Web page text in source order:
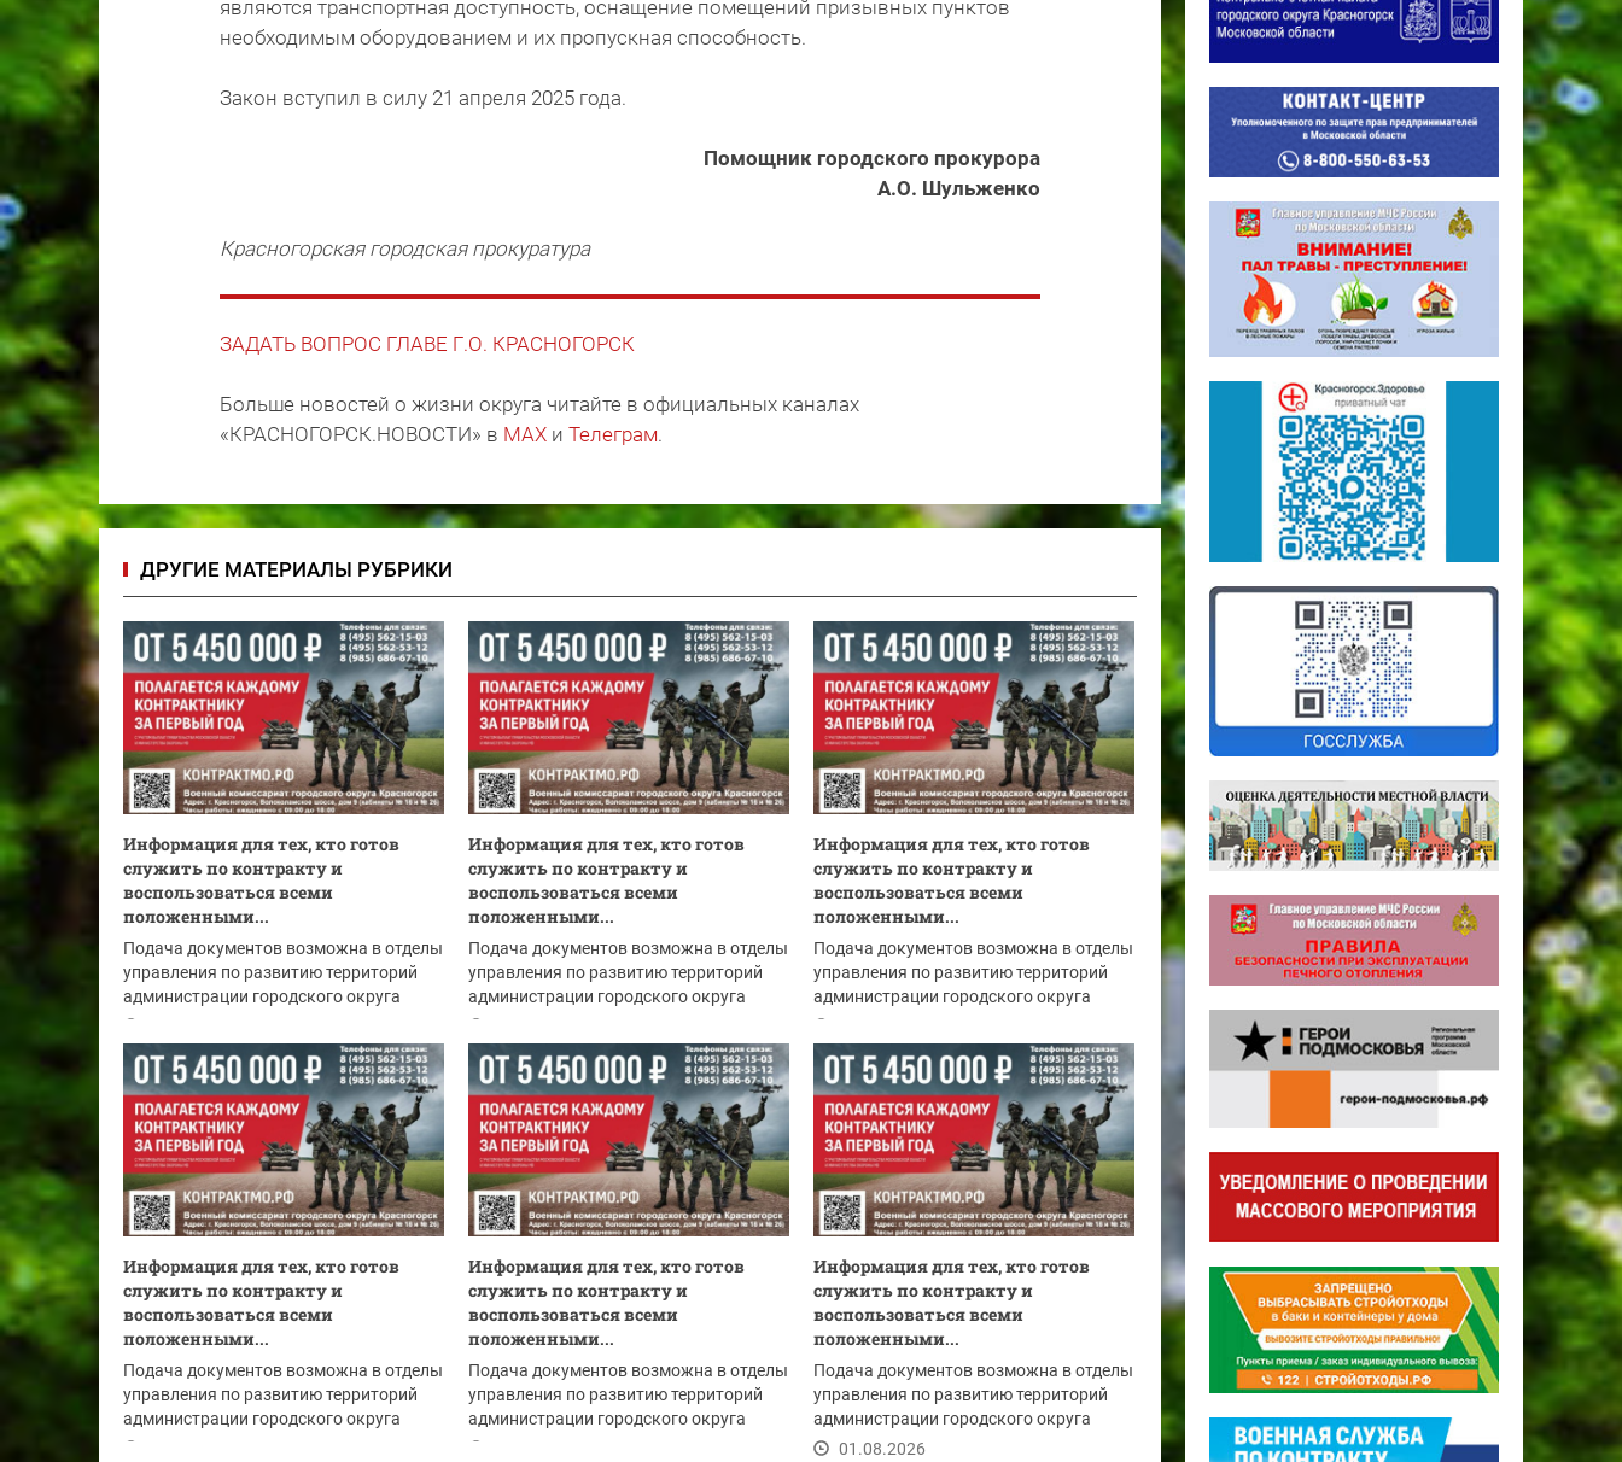
являются транспортная доступность, оснащение помещений призывных пунктов
необходимым оборудованием и их пропускная способность.
Закон вступил в силу 21 апреля 2025 года.
Помощник городского прокурора
​​​​​​​А.О. Шульженко
Красногорская городская прокуратура
ЗАДАТЬ ВОПРОС ГЛАВЕ Г.О. КРАСНОГОРСК
Больше новостей о жизни округа читайте в официальных каналах
«КРАСНОГОРСК.НОВОСТИ» в MAX и Телеграм.
ДРУГИЕ МАТЕРИАЛЫ РУБРИКИ
Информация для тех, кто готов
служить по контракту и
воспользоваться всеми
положенными...
Подача документов возможна в отделы
управления по развитию территорий
администрации городского округа
Красногорск:
Информация для тех, кто готов
служить по контракту и
воспользоваться всеми
положенными...
Подача документов возможна в отделы
управления по развитию территорий
администрации городского округа
Красногорск:
Информация для тех, кто готов
служить по контракту и
воспользоваться всеми
положенными...
Подача документов возможна в отделы
управления по развитию территорий
администрации городского округа
Красногорск:
Информация для тех, кто готов
служить по контракту и
воспользоваться всеми
положенными...
Подача документов возможна в отделы
управления по развитию территорий
администрации городского округа
Красногорск:
Информация для тех, кто готов
служить по контракту и
воспользоваться всеми
положенными...
Подача документов возможна в отделы
управления по развитию территорий
администрации городского округа
Красногорск:
Информация для тех, кто готов
служить по контракту и
воспользоваться всеми
положенными...
Подача документов возможна в отделы
управления по развитию территорий
администрации городского округа
Красногорск:
01.08.2026